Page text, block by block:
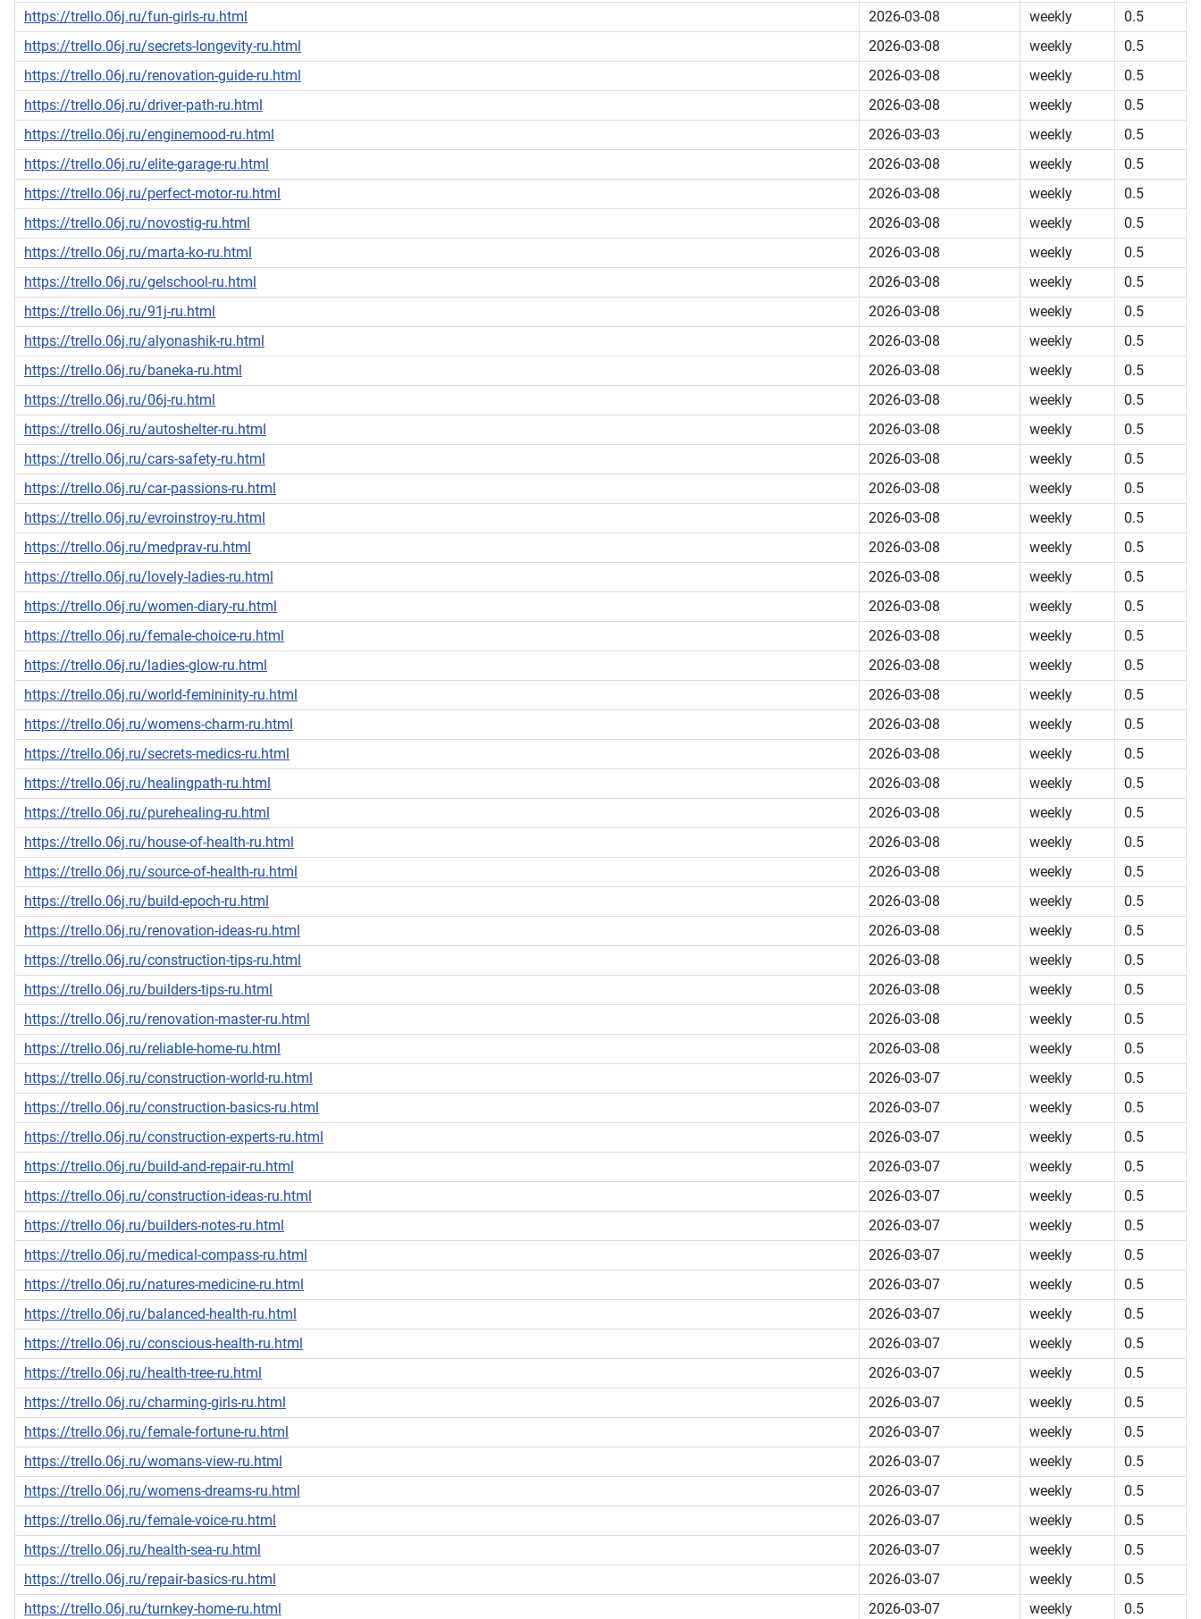
https://trello.06j.ru/fun-girls-ru.html
2026-03-08 weekly
0.5
https://trello.06j.ru/secrets-longevity-ru.html
2026-03-08 weekly
0.5
https://trello.06j.ru/renovation-guide-ru.html
2026-03-08 weekly
0.5
https://trello.06j.ru/driver-path-ru.html
2026-03-08 weekly
0.5
https://trello.06j.ru/enginemood-ru.html
2026-03-03 weekly
0.5
https://trello.06j.ru/elite-garage-ru.html
2026-03-08 weekly
0.5
https://trello.06j.ru/perfect-motor-ru.html
2026-03-08 weekly
0.5
https://trello.06j.ru/novostig-ru.html
2026-03-08 weekly
0.5
https://trello.06j.ru/marta-ko-ru.html
2026-03-08 weekly
0.5
https://trello.06j.ru/gelschool-ru.html
2026-03-08 weekly
0.5
https://trello.06j.ru/91j-ru.html
2026-03-08 weekly
0.5
https://trello.06j.ru/alyonashik-ru.html
2026-03-08 weekly
0.5
https://trello.06j.ru/baneka-ru.html
2026-03-08 weekly
0.5
https://trello.06j.ru/06j-ru.html
2026-03-08 weekly
0.5
https://trello.06j.ru/autoshelter-ru.html
2026-03-08 weekly
0.5
https://trello.06j.ru/cars-safety-ru.html
2026-03-08 weekly
0.5
https://trello.06j.ru/car-passions-ru.html
2026-03-08 weekly
0.5
https://trello.06j.ru/evroinstroy-ru.html
2026-03-08 weekly
0.5
https://trello.06j.ru/medprav-ru.html
2026-03-08 weekly
0.5
https://trello.06j.ru/lovely-ladies-ru.html
2026-03-08 weekly
0.5
https://trello.06j.ru/women-diary-ru.html
2026-03-08 weekly
0.5
https://trello.06j.ru/female-choice-ru.html
2026-03-08 weekly
0.5
https://trello.06j.ru/ladies-glow-ru.html
2026-03-08 weekly
0.5
https://trello.06j.ru/world-femininity-ru.html
2026-03-08 weekly
0.5
https://trello.06j.ru/womens-charm-ru.html
2026-03-08 weekly
0.5
https://trello.06j.ru/secrets-medics-ru.html
2026-03-08 weekly
0.5
https://trello.06j.ru/healingpath-ru.html
2026-03-08 weekly
0.5
https://trello.06j.ru/purehealing-ru.html
2026-03-08 weekly
0.5
https://trello.06j.ru/house-of-health-ru.html
2026-03-08 weekly
0.5
https://trello.06j.ru/source-of-health-ru.html
2026-03-08 weekly
0.5
https://trello.06j.ru/build-epoch-ru.html
2026-03-08 weekly
0.5
https://trello.06j.ru/renovation-ideas-ru.html
2026-03-08 weekly
0.5
https://trello.06j.ru/construction-tips-ru.html
2026-03-08 weekly
0.5
https://trello.06j.ru/builders-tips-ru.html
2026-03-08 weekly
0.5
https://trello.06j.ru/renovation-master-ru.html
2026-03-08 weekly
0.5
https://trello.06j.ru/reliable-home-ru.html
2026-03-08 weekly
0.5
https://trello.06j.ru/construction-world-ru.html
2026-03-07 weekly
0.5
https://trello.06j.ru/construction-basics-ru.html
2026-03-07 weekly
0.5
https://trello.06j.ru/construction-experts-ru.html
2026-03-07 weekly
0.5
https://trello.06j.ru/build-and-repair-ru.html
2026-03-07 weekly
0.5
https://trello.06j.ru/construction-ideas-ru.html
2026-03-07 weekly
0.5
https://trello.06j.ru/builders-notes-ru.html
2026-03-07 weekly
0.5
https://trello.06j.ru/medical-compass-ru.html
2026-03-07 weekly
0.5
https://trello.06j.ru/natures-medicine-ru.html
2026-03-07 weekly
0.5
https://trello.06j.ru/balanced-health-ru.html
2026-03-07 weekly
0.5
https://trello.06j.ru/conscious-health-ru.html
2026-03-07 weekly
0.5
https://trello.06j.ru/health-tree-ru.html
2026-03-07 weekly
0.5
https://trello.06j.ru/charming-girls-ru.html
2026-03-07 weekly
0.5
https://trello.06j.ru/female-fortune-ru.html
2026-03-07 weekly
0.5
https://trello.06j.ru/womans-view-ru.html
2026-03-07 weekly
0.5
https://trello.06j.ru/womens-dreams-ru.html
2026-03-07 weekly
0.5
https://trello.06j.ru/female-voice-ru.html
2026-03-07 weekly
0.5
https://trello.06j.ru/health-sea-ru.html
2026-03-07 weekly
0.5
https://trello.06j.ru/repair-basics-ru.html
2026-03-07 weekly
0.5
https://trello.06j.ru/turnkey-home-ru.html
2026-03-07 weekly 0.5